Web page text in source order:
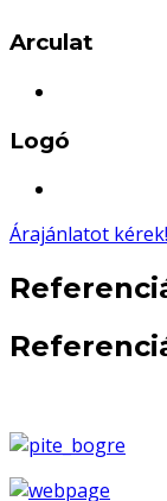
Arculat
Logó
Árajánlatot kérek!